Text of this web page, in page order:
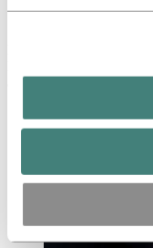
Bei uns erhalten Sie
aus Aluminium.